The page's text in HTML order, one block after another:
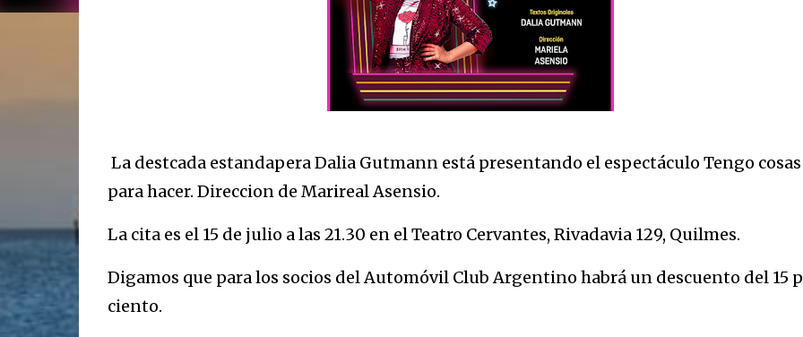
La destcada estandapera Dalia Gutmann está presentando el espectáculo Tengo cosas
para hacer. Direccion de Marireal Asensio.
La cita es el 15 de julio a las 21.30 en el Teatro Cervantes, Rivadavia 129, Quilmes.
Digamos que para los socios del Automóvil Club Argentino habrá un descuento del 15
ciento.